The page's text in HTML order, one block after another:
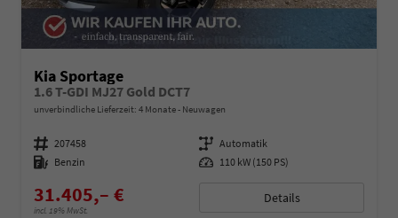
Kia Sportage
1.6 T-GDI MJ27 Gold DCT7
unverbindliche Lieferzeit: 4 Monate Neuwagen
Fahrzeugnummer 207458 Getriebe Automatik
Kraftstoff Benzin Leistung 110 kW (150 PS)
31.405,– €
incl. 19% MwSt.
Details